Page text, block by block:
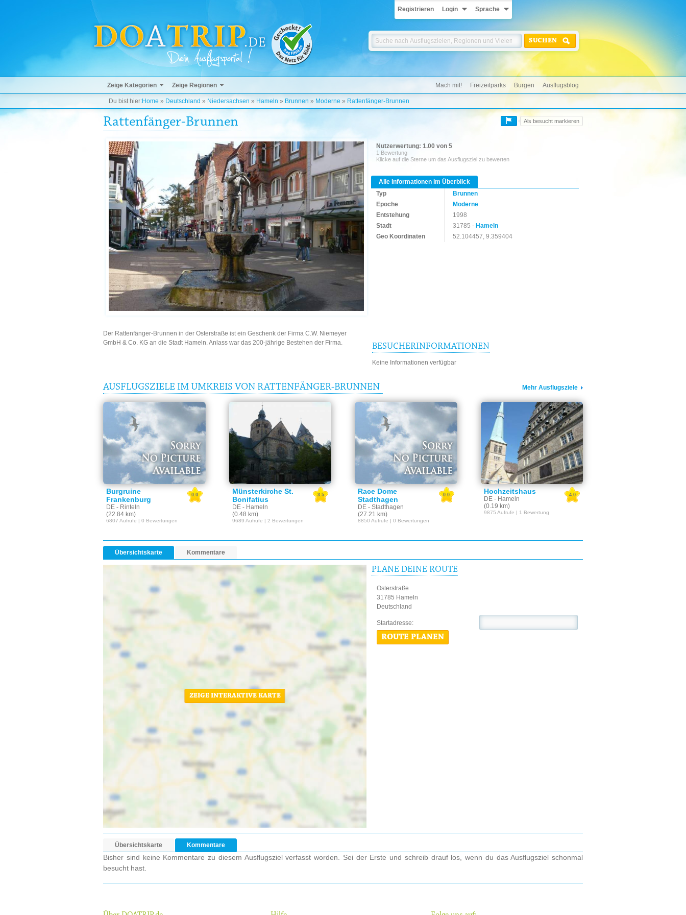
Registrieren Login Sprache
SUCHEN
Zeige Kategorien Zeige Regionen Mach mit! Freizeitparks Burgen Ausflugsblog
Du bist hier:Home » Deutschland » Niedersachsen » Hameln » Brunnen » Moderne » Rattenfänger-Brunnen
Als besucht markieren
Rattenfänger-Brunnen
Nutzerwertung: 1.00 von 5
1 Bewertung
Klicke auf die Sterne um das Ausflugsziel zu bewerten
Alle Informationen im Überblick
Typ
Brunnen
Epoche
Moderne
Entstehung
1998
Stadt
31785 - Hameln
Geo Koordinaten
52.104457, 9.359404
Der Rattenfänger-Brunnen in der Osterstraße ist ein Geschenk der Firma C.W. Niemeyer
GmbH & Co. KG an die Stadt Hameln. Anlass war das 200-jährige Bestehen der Firma.
BESUCHERINFORMATIONEN
Keine Informationen verfügbar
AUSFLUGSZIELE IM UMKREIS VON RATTENFÄNGER-BRUNNEN Mehr Ausflugsziele
Burgruine
Frankenburg
DE - Rinteln
(22.84 km)
0.0
6807 Aufrufe | 0 Bewertungen
Münsterkirche St.
Bonifatius
DE - Hameln
(0.48 km)
3.5
9689 Aufrufe | 2 Bewertungen
Race Dome
Stadthagen
DE - Stadthagen
(27.21 km)
0.0
8850 Aufrufe | 0 Bewertungen
Hochzeitshaus
DE - Hameln
(0.19 km)
4.0
9875 Aufrufe | 1 Bewertung
Übersichtskarte Kommentare
ZEIGE INTERAKTIVE KARTE
PLANE DEINE ROUTE
Osterstraße
31785 Hameln
Deutschland
Startadresse:
ROUTE PLANEN
Übersichtskarte Kommentare
Bisher sind keine Kommentare zu diesem Ausflugsziel verfasst worden. Sei der Erste und schreib drauf los, wenn du das Ausflugsziel schonmal
besucht hast.